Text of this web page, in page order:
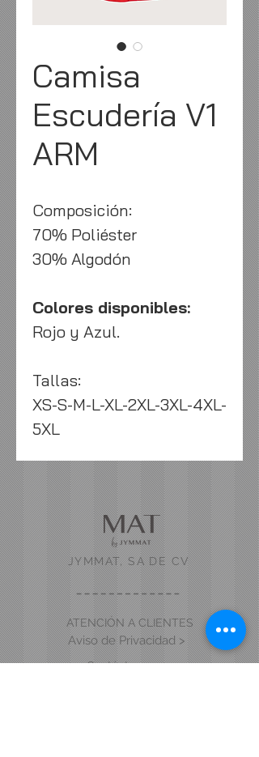
Camisa
Escudería V1
ARM
Composición:
70% Poliéster
30% Algodón
Colores disponibles:
Rojo y Azul.
Tallas:
XS-S-M-L-XL-2XL-3XL-4XL-
5XL
ATENCIÓN A CLIENTES
JYMMAT, SA DE CV
Aviso de Privacidad >
Contáctanos >